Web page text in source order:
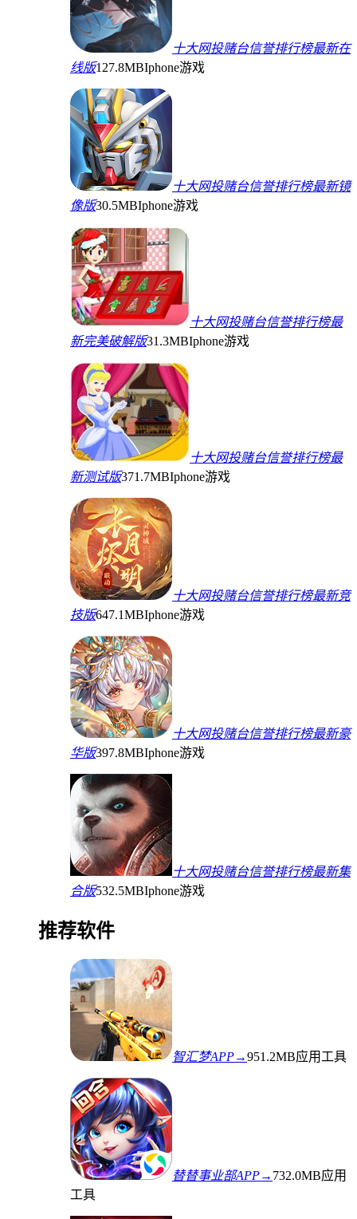
十大网投赌台信誉排行榜最新在
线版127.8MBIphone游戏
十大网投赌台信誉排行榜最新镜
像版30.5MBIphone游戏
十大网投赌台信誉排行榜最
新完美破解版31.3MBIphone游戏
十大网投赌台信誉排行榜最
新测试版371.7MBIphone游戏
十大网投赌台信誉排行榜最新竞
技版647.1MBIphone游戏
十大网投赌台信誉排行榜最新豪
华版397.8MBIphone游戏
十大网投赌台信誉排行榜最新集
合版532.5MBIphone游戏
推荐软件
智汇梦APP→951.2MB应用工具
替替事业部APP→ 732.0MB应用
工具